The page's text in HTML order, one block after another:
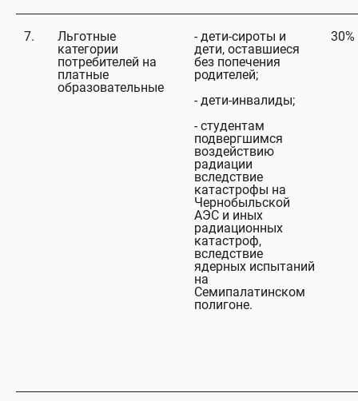
7.
Льготные
категории
потребителей на
платные
образовательные
- дети-сироты и
дети, оставшиеся
без попечения
родителей;
- дети-инвалиды;
- студентам
подвергшимся
воздействию
радиации
вследствие
катастрофы на
Чернобыльской
АЭС и иных
радиационных
катастроф,
вследствие
ядерных испытаний
на
Семипалатинском
полигоне.
30%